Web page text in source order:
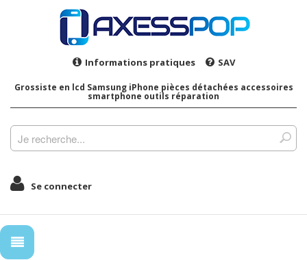
Informations pratiques SAV
Grossiste en lcd Samsung iPhone pièces détachées accessoires
smartphone outils réparation
Se connecter